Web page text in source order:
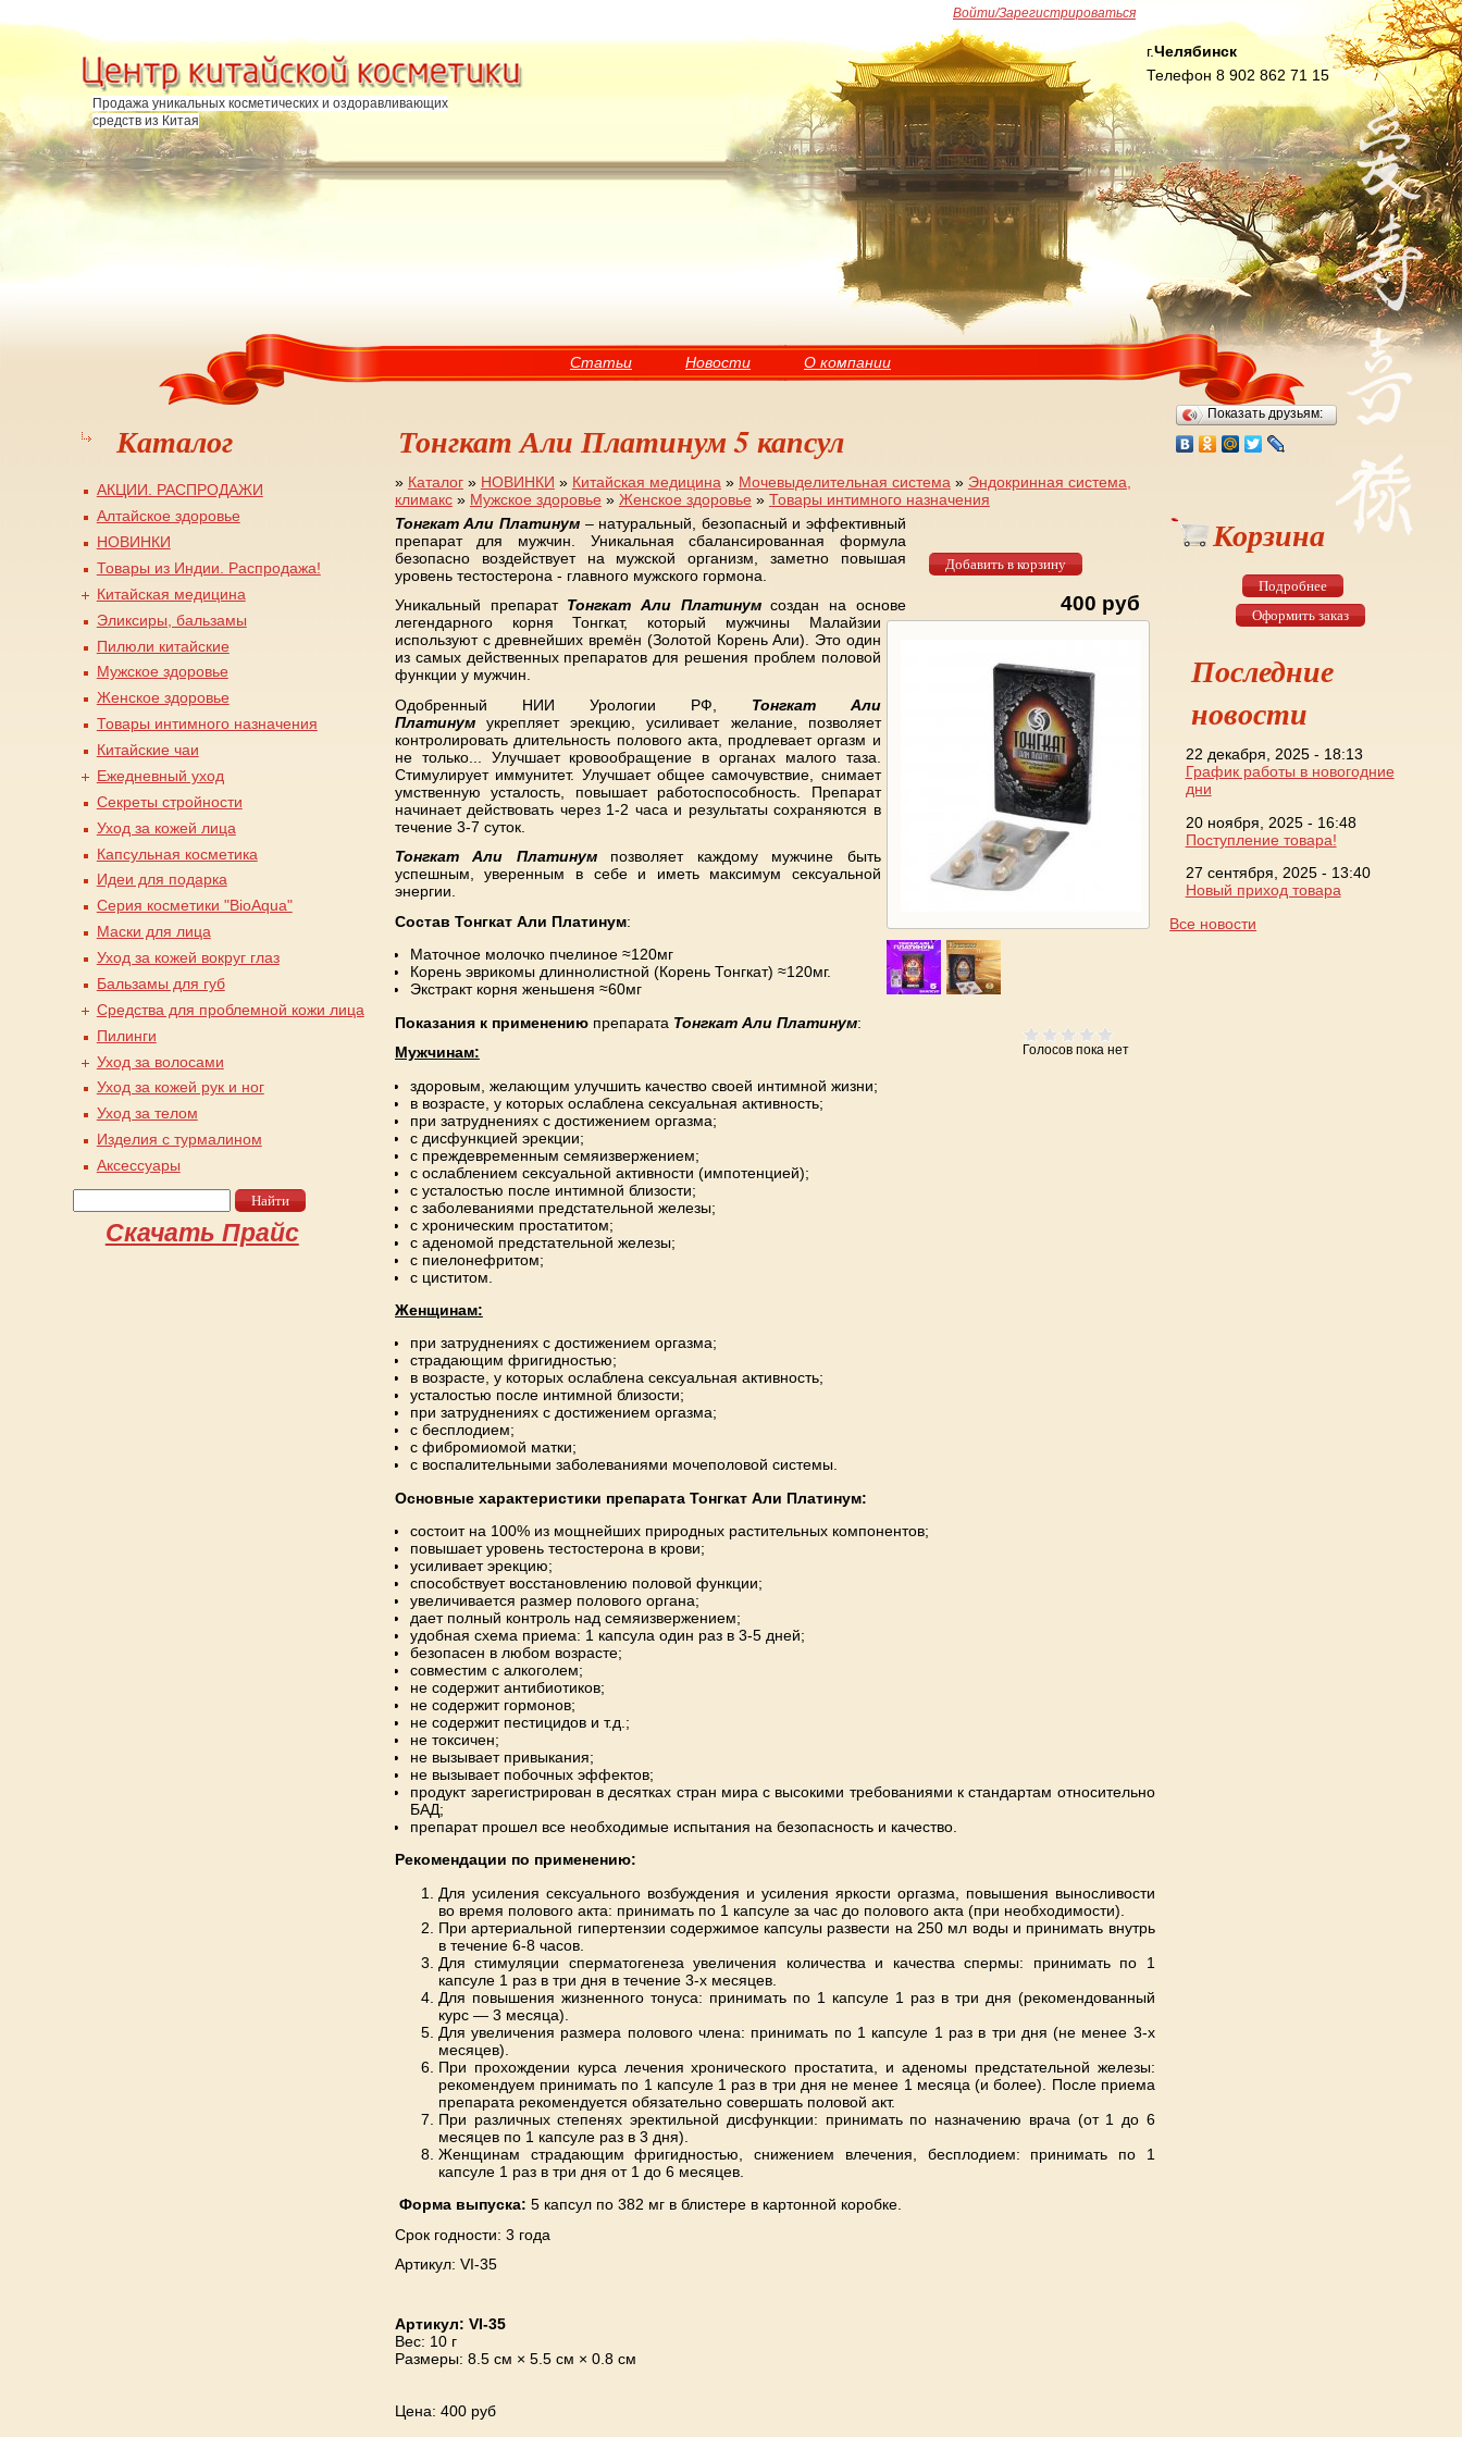
Продажа уникальных косметических и оздоравливающих
средств из Китая
г.Челябинск
Телефон 8 902 862 71 15
Статьи Новости О компании
Тонгкат Али Платинум 5 капсул
Вы здесь
» Каталог» НОВИНКИ » Китайская медицина » Мочевыделительная система » Эндокринная система,
климакс» Мужское здоровье » Женское здоровье » Товары интимного назначения
400 руб
Голосов пока нет
Тонгкат Али Платинум– натуральный, безопасный и эффективный
препарат для мужчин. Уникальная сбалансированная формула
безопасно воздействует на мужской организм, заметно повышая
уровень тестостерона - главного мужского гормона.
Уникальный препарат Тонгкат Али Платинумсоздан на основе
легендарного корня Тонгкат, который мужчины Малайзии
используют с древнейших времён (Золотой Корень Али). Это один
из самых действенных препаратов для решения проблем половой
функции у мужчин.
Одобренный НИИ Урологии РФ, Тонгкат Али
Платинумукрепляет эрекцию, усиливает желание, позволяет
контролировать длительность полового акта, продлевает оргазм и
не только... Улучшает кровообращение в органах малого таза.
Стимулирует иммунитет. Улучшает общее самочувствие, снимает
умственную усталость, повышает работоспособность. Препарат
начинает действовать через 1-2 часа и результаты сохраняются в
течение 3-7 суток.
Тонгкат Али Платинумпозволяет каждому мужчине быть
успешным, уверенным в себе и иметь максимум сексуальной
энергии.
Состав Тонгкат Али Платинум:
Маточное молочко пчелиное ≈120мг
Корень эврикомы длиннолистной (Корень Тонгкат) ≈120мг.
Экстракт корня женьшеня ≈60мг
Показания к применению препарата Тонгкат Али Платинум:
Мужчинам:
здоровым, желающим улучшить качество своей интимной жизни;
в возрасте, у которых ослаблена сексуальная активность;
при затруднениях с достижением оргазма;
с дисфункцией эрекции;
с преждевременным семяизвержением;
с ослаблением сексуальной активности (импотенцией);
с усталостью после интимной близости;
с заболеваниями предстательной железы;
с хроническим простатитом;
с аденомой предстательной железы;
с пиелонефритом;
с циститом.
Женщинам:
при затруднениях с достижением оргазма;
страдающим фригидностью;
в возрасте, у которых ослаблена сексуальная активность;
усталостью после интимной близости;
при затруднениях с достижением оргазма;
с бесплодием;
с фибромиомой матки;
с воспалительными заболеваниями мочеполовой системы.
Основные характеристики препарата Тонгкат Али Платинум:
состоит на 100% из мощнейших природных растительных компонентов;
повышает уровень тестостерона в крови;
усиливает эрекцию;
способствует восстановлению половой функции;
увеличивается размер полового органа;
дает полный контроль над семяизвержением;
удобная схема приема: 1 капсула один раз в 3-5 дней;
безопасен в любом возрасте;
совместим с алкоголем;
не содержит антибиотиков;
не содержит гормонов;
не содержит пестицидов и т.д.;
не токсичен;
не вызывает привыкания;
не вызывает побочных эффектов;
продукт зарегистрирован в десятках стран мира с высокими требованиями к стандартам относительно
БАД;
препарат прошел все необходимые испытания на безопасность и качество.
Рекомендации по применению:
Для усиления сексуального возбуждения и усиления яркости оргазма, повышения выносливости
во время полового акта: принимать по 1 капсуле за час до полового акта (при необходимости).
При артериальной гипертензии содержимое капсулы развести на 250 мл воды и принимать внутрь
в течение 6-8 часов.
Для стимуляции сперматогенеза увеличения количества и качества спермы: принимать по 1
капсуле 1 раз в три дня в течение 3-х месяцев.
Для повышения жизненного тонуса: принимать по 1 капсуле 1 раз в три дня (рекомендованный
курс — 3 месяца).
Для увеличения размера полового члена: принимать по 1 капсуле 1 раз в три дня (не менее 3-х
месяцев).
При прохождении курса лечения хронического простатита, и аденомы предстательной железы:
рекомендуем принимать по 1 капсуле 1 раз в три дня не менее 1 месяца (и более). После приема
препарата рекомендуется обязательно совершать половой акт.
При различных степенях эректильной дисфункции: принимать по назначению врача (от 1 до 6
месяцев по 1 капсуле раз в 3 дня).
Женщинам страдающим фригидностью, снижением влечения, бесплодием: принимать по 1
капсуле 1 раз в три дня от 1 до 6 месяцев.
Форма выпуска: 5 капсул по 382 мг в блистере в картонной коробке.
Срок годности: 3 года
Артикул: VI-35
Артикул: VI-35
Вес: 10 г
Размеры: 8.5 см × 5.5 см × 0.8 см
Цена: 400 руб
Каталог
АКЦИИ. РАСПРОДАЖИ
Алтайское здоровье
НОВИНКИ
Товары из Индии. Распродажа!
Китайская медицина
Эликсиры, бальзамы
Пилюли китайские
Мужское здоровье
Женское здоровье
Товары интимного назначения
Китайские чаи
Ежедневный уход
Секреты стройности
Уход за кожей лица
Капсульная косметика
Идеи для подарка
Серия косметики "BioAqua"
Маски для лица
Уход за кожей вокруг глаз
Бальзамы для губ
Средства для проблемной кожи лица
Пилинги
Уход за волосами
Уход за кожей рук и ног
Уход за телом
Изделия с турмалином
Аксессуары
Форма поиска
Скачать Прайс
Показать друзьям:
Корзина
Подробнее
Оформить заказ
Последние
новости
22 декабря, 2025 - 18:13
График работы в новогодние
дни
20 ноября, 2025 - 16:48
Поступление товара!
27 сентября, 2025 - 13:40
Новый приход товара
Все новости
Войти/Зарегистрироваться